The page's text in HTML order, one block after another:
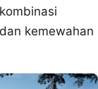
kemewahan